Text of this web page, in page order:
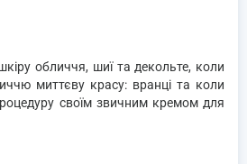
обличчя, шиї та декольте, коли
миттєву красу: вранці та коли
своїм звичним кремом для